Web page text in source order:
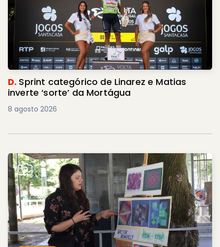
D. Sprint categórico de Linarez e Matias
inverte ‘sorte’ da Mortágua
8 agosto 2026